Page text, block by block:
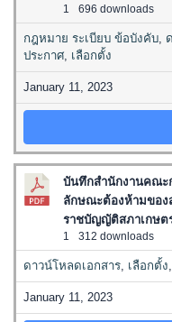
1 696 downloads
กฎหมาย ระเบียบ ข้อบังคับ,
ประกาศ, เลือกตั้ง
January 11, 2023
บันทึกสำนักงานคณะ
ลักษณะต้องห้ามของ
ราชบัญญัติสภาเกษต
1 312 downloads
ดาวน์โหลดเอกสาร, เลือกตั้ง,
January 11, 2023